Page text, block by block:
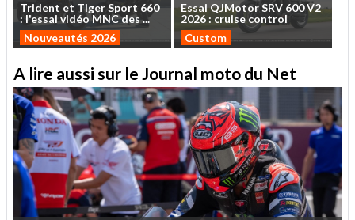
Trident et TigerSport 660
: l'essaividéo MNCdes...
Nouveautés 2026
EssaiQJMotorSRV 600V2
2026 : cruise control
Custom
A lire aussi sur le Journal moto du Net